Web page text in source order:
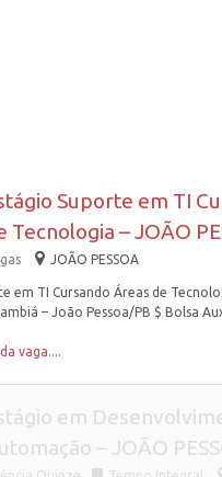
Suporte em TI
Tecnologia – JOÃO
JOÃO PESSOA
em TI Cursando Áreas de
– João Pessoa/PB $ Bolsa
vaga....
em
– JOÃO